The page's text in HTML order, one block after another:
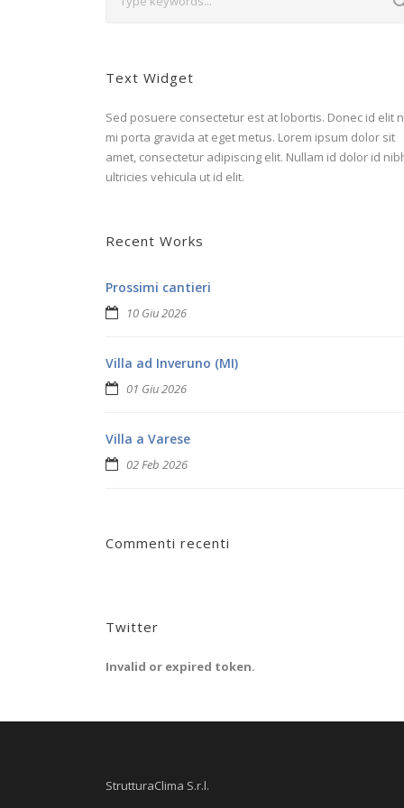
Text Widget
Sed posuere consectetur est at lobortis. Donec id elit
mi porta gravida at eget metus. Lorem ipsum dolor sit
amet, consectetur adipiscing elit. Nullam id dolor id
ultricies vehicula ut id elit.
Recent Works
Prossimi cantieri
10 Giu 2026
Villa ad Inveruno (MI)
01 Giu 2026
Villa a Varese
02 Feb 2026
Commenti recenti
Twitter
Invalid or expired token.
StrutturaClima S.r.l.